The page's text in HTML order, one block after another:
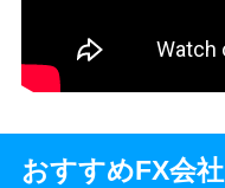
おすすめFX会社